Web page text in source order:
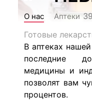
О нас Аптеки
Готовые
В аптеках
последние
медицины и
позволят вам
процентов.